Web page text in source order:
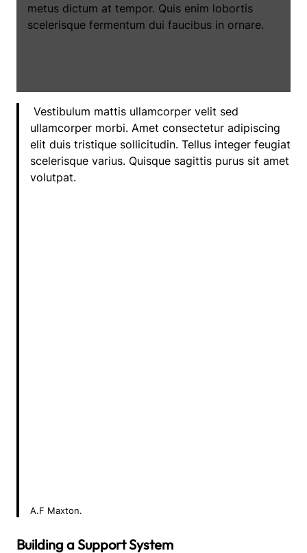
metus dictum at tempor. Quis enim lobortis
scelerisque fermentum dui faucibus in ornare.
Vestibulum mattis ullamcorper velit sed
ullamcorper morbi. Amet consectetur adipiscing
elit duis tristique sollicitudin. Tellus integer feugiat
scelerisque varius. Quisque sagittis purus sit amet
volutpat.
A.F Maxton.
Building a Support System